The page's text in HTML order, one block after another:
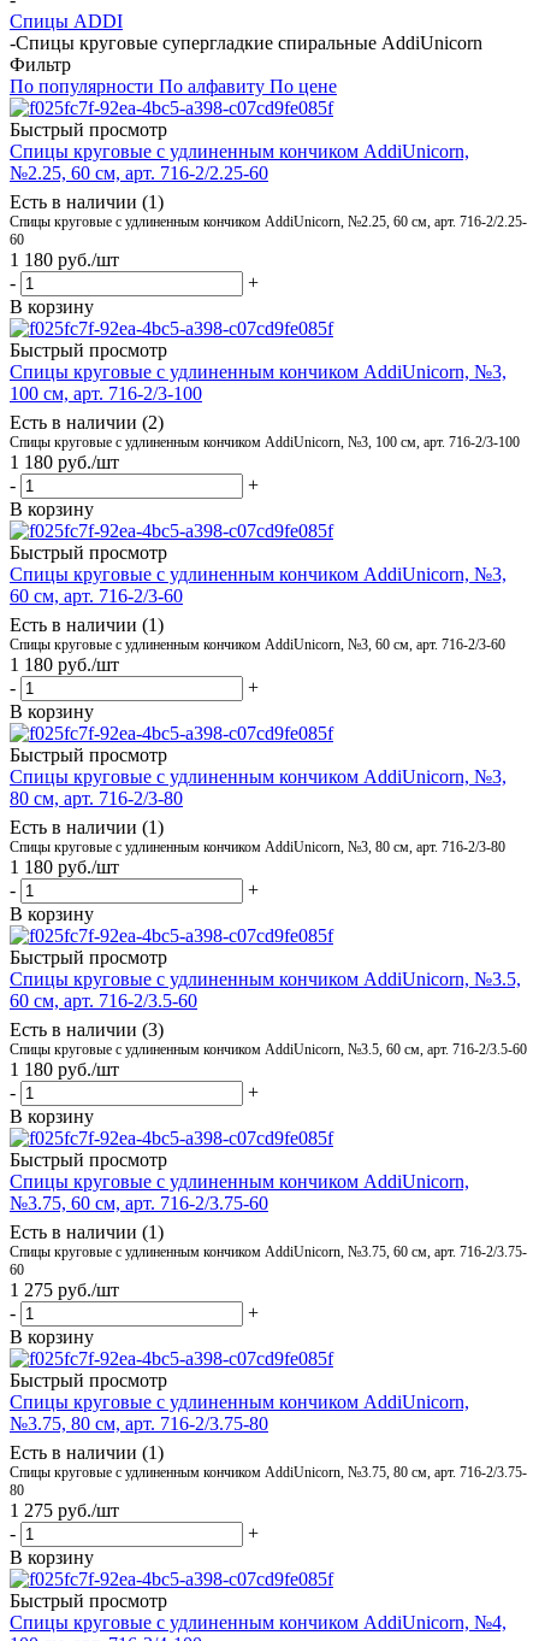
Спицы ADDI
-Спицы круговые супергладкие спиральные AddiUnicorn
Фильтр
По популярности По алфавиту По цене
Быстрый просмотр
Спицы круговые с удлиненным кончиком AddiUnicorn,
№2.25, 60 см, арт. 716-2/2.25-60
Есть в наличии (1)
Спицы круговые с удлиненным кончиком AddiUnicorn, №2.25, 60 см, арт. 716-2/2.25-
60
1 180 руб./шт
-
+
В корзину
Быстрый просмотр
Спицы круговые с удлиненным кончиком AddiUnicorn, №3,
100 см, арт. 716-2/3-100
Есть в наличии (2)
Спицы круговые с удлиненным кончиком AddiUnicorn, №3, 100 см, арт. 716-2/3-100
1 180 руб./шт
-
+
В корзину
Быстрый просмотр
Спицы круговые с удлиненным кончиком AddiUnicorn, №3,
60 см, арт. 716-2/3-60
Есть в наличии (1)
Спицы круговые с удлиненным кончиком AddiUnicorn, №3, 60 см, арт. 716-2/3-60
1 180 руб./шт
-
+
В корзину
Быстрый просмотр
Спицы круговые с удлиненным кончиком AddiUnicorn, №3,
80 см, арт. 716-2/3-80
Есть в наличии (1)
Спицы круговые с удлиненным кончиком AddiUnicorn, №3, 80 см, арт. 716-2/3-80
1 180 руб./шт
-
+
В корзину
Быстрый просмотр
Спицы круговые с удлиненным кончиком AddiUnicorn, №3.5,
60 см, арт. 716-2/3.5-60
Есть в наличии (3)
Спицы круговые с удлиненным кончиком AddiUnicorn, №3.5, 60 см, арт. 716-2/3.5-60
1 180 руб./шт
-
+
В корзину
Быстрый просмотр
Спицы круговые с удлиненным кончиком AddiUnicorn,
№3.75, 60 см, арт. 716-2/3.75-60
Есть в наличии (1)
Спицы круговые с удлиненным кончиком AddiUnicorn, №3.75, 60 см, арт. 716-2/3.75-
60
1 275 руб./шт
-
+
В корзину
Быстрый просмотр
Спицы круговые с удлиненным кончиком AddiUnicorn,
№3.75, 80 см, арт. 716-2/3.75-80
Есть в наличии (1)
Спицы круговые с удлиненным кончиком AddiUnicorn, №3.75, 80 см, арт. 716-2/3.75-
80
1 275 руб./шт
-
+
В корзину
Быстрый просмотр
Спицы круговые с удлиненным кончиком AddiUnicorn, №4,